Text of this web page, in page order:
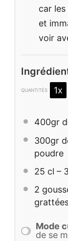
car
et
voir
QUANTITÉS 1x
400gr
300gr
poudre
25 cl –
2
Mode
de se